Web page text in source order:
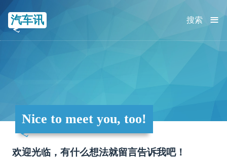
汽车讯 ≡
搜索
Nice to meet you, too!
欢迎光临，有什么想法就留言告诉我吧！